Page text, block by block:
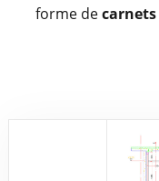
forme decarnets